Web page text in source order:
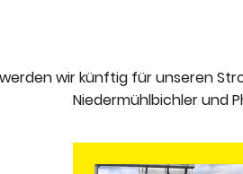
wir künftig für unseren
Niedermühlbichler und